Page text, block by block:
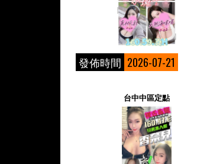
發佈時間 2026-07-21
台中中區定點